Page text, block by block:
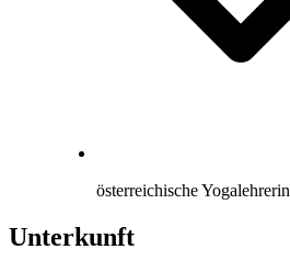
österreichische Yogalehrerin
Unterkunft